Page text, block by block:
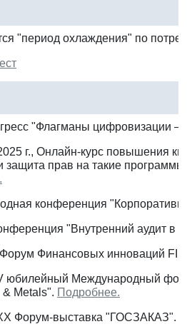
"период охлаждения" по
"Флагманы цифровизации
г., Онлайн-курс повышения
прав на такие
конференция
"Внутренний аудит в
Форум Финансовых инноваций
юбилейный Международный
Metals". Подробнее.
Форум-выставка "ГОСЗАКАЗ".